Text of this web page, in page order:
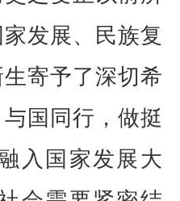
发展、民族复
寄予了深切希
国同行，做挺
入国家发展大